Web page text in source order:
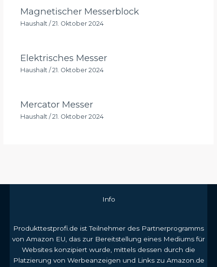
Magnetischer Messerblock
Haushalt/ 21. Oktober 2024
Elektrisches Messer
Haushalt/ 21. Oktober 2024
Mercator Messer
Haushalt/ 21. Oktober 2024
Info
Produkttestprofi.de ist Teilnehmer des Partnerprogramms
von Amazon EU, das zur Bereitstellung eines Mediums für
Websites konzipiert wurde, mittels dessen durch die
Platzierung von Werbeanzeigen und Links zu Amazon.de